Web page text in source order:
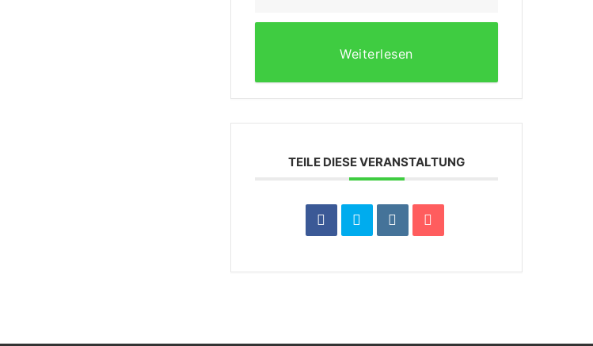
Weiterlesen
TEILE DIESE VERANSTALTUNG